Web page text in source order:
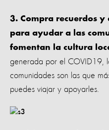
3. Compra recuerdos y
para ayudar a las
fomentan la cultura
generada por el COVID19,
comunidades son las que
puedes viajar y apoyarles.